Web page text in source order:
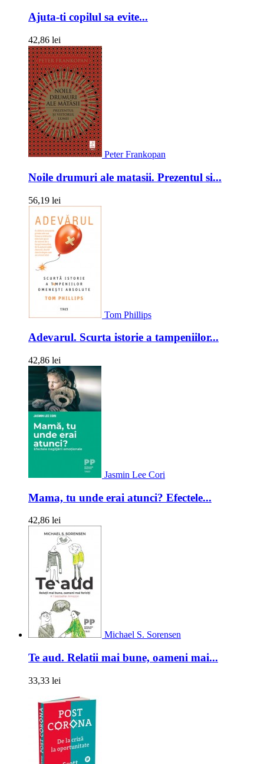
Ajuta-ti copilul sa evite...
42,86 lei
Peter Frankopan
Noile drumuri ale matasii. Prezentul si...
56,19 lei
Tom Phillips
Adevarul. Scurta istorie a tampeniilor...
42,86 lei
Jasmin Lee Cori
Mama, tu unde erai atunci? Efectele...
42,86 lei
Michael S. Sorensen
Te aud. Relatii mai bune, oameni mai...
33,33 lei